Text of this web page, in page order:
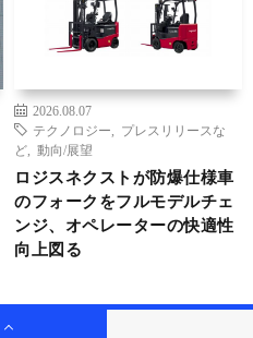
2026.08.07
テクノロジー
プレスリリースな
ど
動向/展望
ロジスネクストが防爆仕様車
のフォークをフルモデルチェ
ンジ、オペレーターの快適性
向上図る